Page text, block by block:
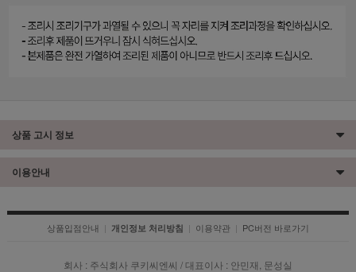
상품 고시 정보
이용안내
상품입점안내 | 개인정보 처리방침 | 이용약관 | PC버전 바로가기
회사 : 주식회사 쿠키씨엔씨 / 대표이사 : 안민재, 문성실